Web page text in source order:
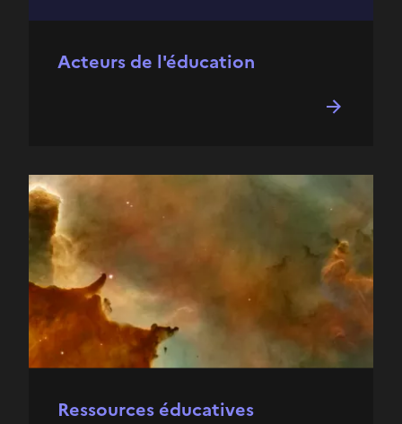
Acteurs de l'éducation
Ressources éducatives